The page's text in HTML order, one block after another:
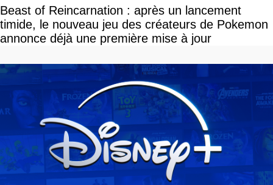
Beast of Reincarnation : après un lancement
timide, le nouveau jeu des créateurs de Pokemon
annonce déjà une première mise à jour